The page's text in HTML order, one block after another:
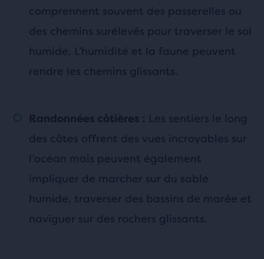
comprennent souvent des passerelles ou
des chemins surélevés pour traverser le sol
humide. L’humidité et la faune peuvent
rendre les chemins glissants.
Randonnées côtières : Les sentiers le long
des côtes offrent des vues incroyables sur
l’océan mais peuvent également
impliquer de marcher sur du sable
humide, traverser des bassins de marée et
naviguer sur des rochers glissants.